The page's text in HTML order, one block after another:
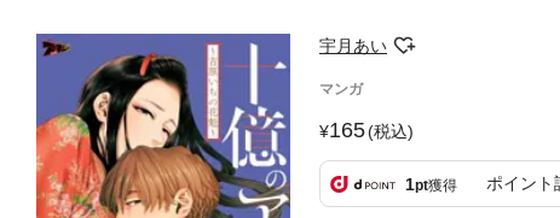
宇月あい
マンガ
165(税込)
1pt獲得 ポイント